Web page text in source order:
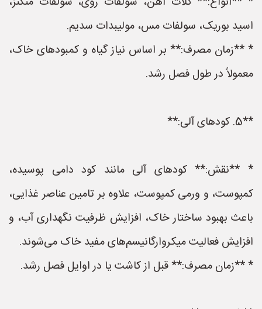
اسید بوریک، سولفات مس، مولیبدات سدیم.
* **زمان مصرف:** بر اساس نیاز گیاه و کمبودهای خاک،
معمولاً در طول فصل رشد.
**5. کودهای آلی:**
* **نقش:** کودهای آلی مانند کود دامی پوسیده،
کمپوست، و ورمی کمپوست، علاوه بر تامین عناصر غذایی،
باعث بهبود ساختار خاک، افزایش ظرفیت نگهداری آب، و
افزایش فعالیت میکروارگانیسم‌های مفید خاک می‌شوند.
* **زمان مصرف:** قبل از کاشت یا در اوایل فصل رشد.